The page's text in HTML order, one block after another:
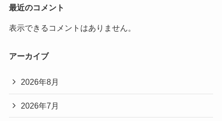
最近のコメント
表示できるコメントはありません。
アーカイブ
2026年8月
2026年7月